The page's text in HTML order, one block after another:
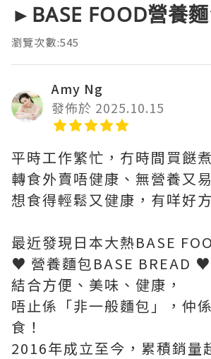
►BASE FOOD營養
瀏覽次數:545
Amy Ng
發佈於 2025.10.15
平時工作繁忙，冇時間買餸
轉食外賣唔健康、無營養又
想食得輕鬆又健康，有咩好
最近發現日本大熱BASE
♥ 營養麵包BASE BREAD ♥
結合方便、美味、健康，
唔止係「非一般麵包」，仲
食！
2016年成立至今，累積銷量